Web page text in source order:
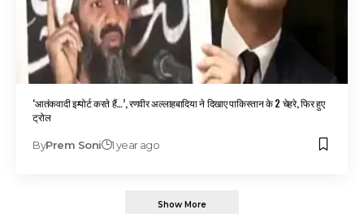
‘आतंकवादी इम्पोर्ट करते हैं…’, रणवीर अल्लाहबादिया ने दिखाए पाकिस्तान के 2 चेहरे, फिर हुए
ट्रोल
ByPrem Soni 1 year ago
Show More